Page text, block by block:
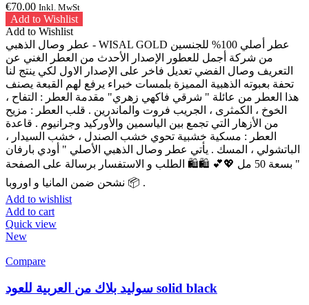
€70.00 Inkl. MwSt
Add to Wishlist
Add to Wishlist
عطر وصال الذهبي - WISAL GOLD عطر أصلي 100% للجنسين
من شركة أجمل للعطور الإصدار الأحدث من العطر الغني عن
التعريف وصال الفضي تعديل فاخر على الإصدار الاول لكي ينتج لنا
تحفة بعبوته الذهبية المميزة بلمسات خبراء يرفع لهم القبعة يصنف
هذا العطر من عائلة " شرقي فاكهي زهري" مقدمة العطر : التفاح ،
الخوخ ، الكمثرى ، الجريب فروت والماندرين . قلب العطر : مزيح
من الأزهار التي تجمع بين الياسمين والأوركيد وجرانيوم . قاعدة
العطر : مسكية خشبية تحوي خشب الصندل ، خشب السيدار ،
الباتشولي ، المسك . يأتي عطر وصال الذهبي الأصلي " أودي بارفان
" بسعة 50 مل 💖💕 🛍🛍 الطلب و الاستفسار برسالة على الصفحة
📦 نشحن ضمن المانيا و اوروبا .
Add to wishlist
Add to cart
Quick view
New
Compare
سوليد بلاك من العربية للعود solid black